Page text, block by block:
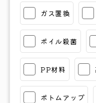
ガス置換
ボイル殺菌
PP材料
ボトムアップ